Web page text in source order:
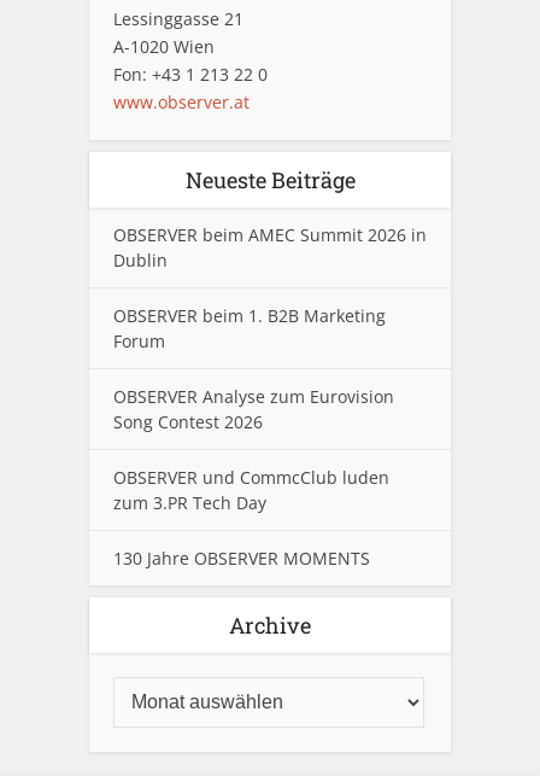
Lessinggasse 21
A-1020 Wien
Fon: +43 1 213 22 0
www.observer.at
Neueste Beiträge
OBSERVER beim AMEC Summit 2026 in
Dublin
OBSERVER beim 1. B2B Marketing
Forum
OBSERVER Analyse zum Eurovision
Song Contest 2026
OBSERVER und CommcClub luden
zum 3.PR Tech Day
130 Jahre OBSERVER MOMENTS
Archive